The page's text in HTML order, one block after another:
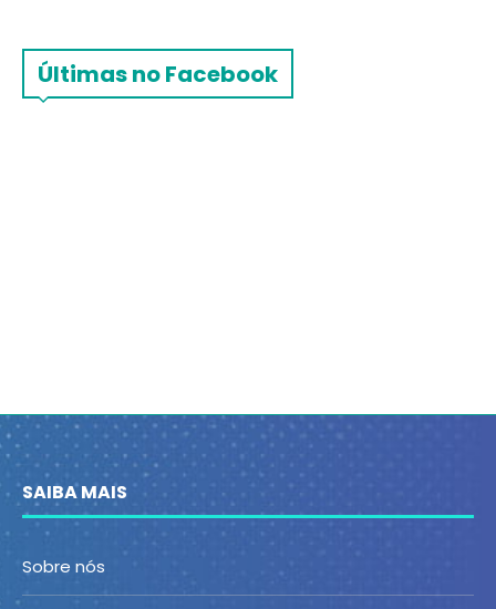
Últimas no Facebook
SAIBA MAIS
Sobre nós